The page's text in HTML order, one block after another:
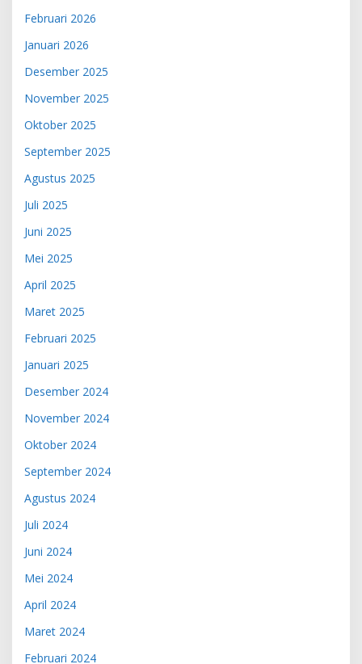
Februari 2026
Januari 2026
Desember 2025
November 2025
Oktober 2025
September 2025
Agustus 2025
Juli 2025
Juni 2025
Mei 2025
April 2025
Maret 2025
Februari 2025
Januari 2025
Desember 2024
November 2024
Oktober 2024
September 2024
Agustus 2024
Juli 2024
Juni 2024
Mei 2024
April 2024
Maret 2024
Februari 2024